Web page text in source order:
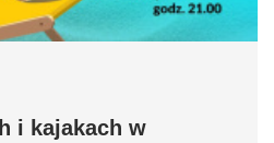
i kajakach w